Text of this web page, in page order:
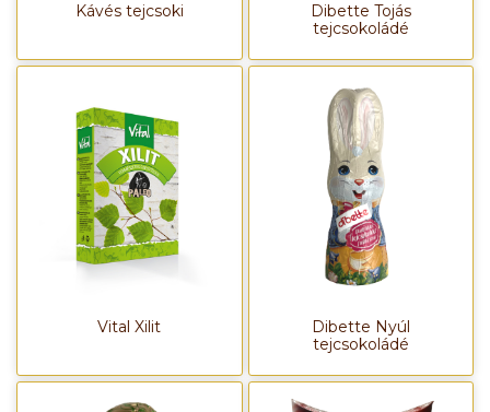
Kávés tejcsoki
Dibette Tojás
tejcsokoládé
Vital Xilit
Dibette Nyúl
tejcsokoládé